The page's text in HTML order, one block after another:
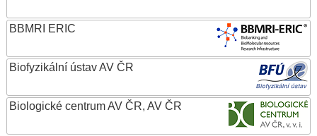
BBMRI ERIC
Biofyzikální ústav AV ČR
Biologické centrum AV ČR, AV ČR